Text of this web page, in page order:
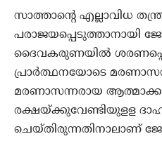
സാത്താന്റെ എല്ലാവിധ
പരാജയപ്പെടുത്താനായി
ദൈവകരുണയില്‍
പ്രാര്‍ത്ഥനയോടെ
മരണാസന്നരായ
രക്ഷയ്ക്കുവേണ്ടിയുളള
ചെയ്തിരുന്നതിനാലാണ്